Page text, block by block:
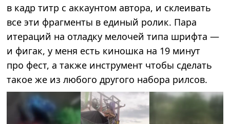
в кадр титр с аккаунтом автора, и склеивать
все эти фрагменты в единый ролик. Пара
итераций на отладку мелочей типа шрифта —
и фигак, у меня есть киношка на 19 минут
про фест, а также инструмент чтобы сделать
такое же из любого другого набора рилсов.